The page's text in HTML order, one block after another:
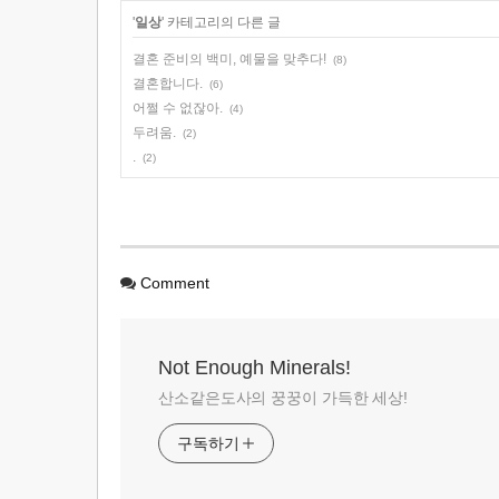
'일상' 카테고리의 다른 글
결혼 준비의 백미, 예물을 맞추다! (8)
결혼합니다. (6)
어쩔 수 없잖아. (4)
두려움. (2)
. (2)
Comment
Not Enough Minerals!
산소같은도사의 꿍꿍이 가득한 세상!
구독하기